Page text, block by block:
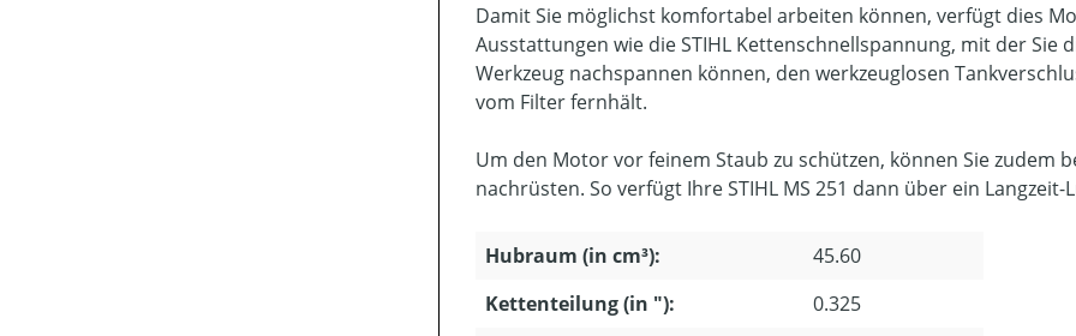
Damit Sie möglichst komfortabel arbeiten können, verfügt dies
Ausstattungen wie die STIHL Kettenschnellspannung, mit der Sie
Werkzeug nachspannen können, den werkzeuglosen
vom Filter fernhält.
Um den Motor vor feinem Staub zu schützen, können Sie zudem
nachrüsten. So verfügt Ihre STIHL MS 251 dann über ein
Hubraum (in cm³):
45.60
Kettenteilung (in "):
0.325